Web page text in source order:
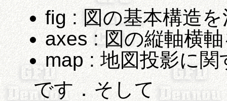
fig : 図の基本構造
axes : 図の縦軸横
map : 地図投影に
です．そして